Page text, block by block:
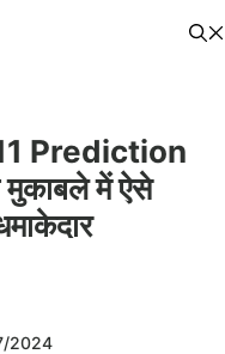
Prediction
में ऐसे
2024